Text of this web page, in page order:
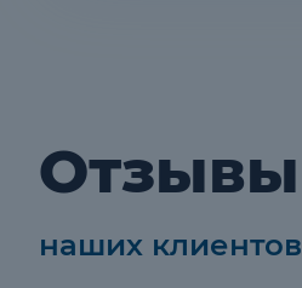
Отзывы
наших клиентов